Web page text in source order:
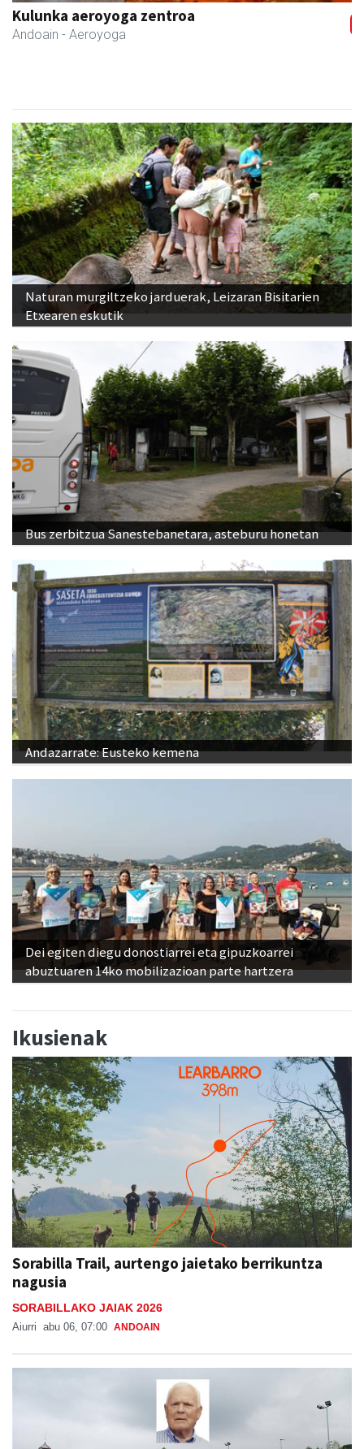
Txindoki taberna
Andoain -
Naturan murgiltzeko jarduerak, Leizaran Bisitarien
Etxearen eskutik
Bus zerbitzua Sanestebanetara, asteburu honetan
Andazarrate: Eusteko kemena
Dei egiten diegu donostiarrei eta gipuzkoarrei
abuztuaren 14ko mobilizazioan parte hartzera
Ikusienak
Sorabilla Trail, aurtengo jaietako berrikuntza
nagusia
SORABILLAKO JAIAK 2026
Aiurri abu 06, 07:00 ANDOAIN